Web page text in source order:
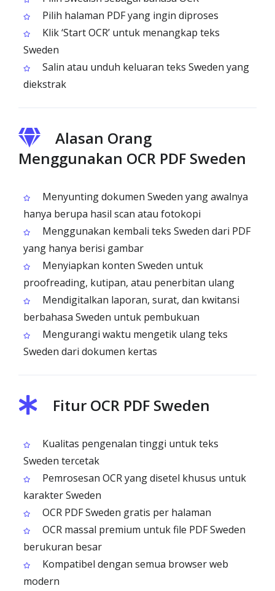
Pilih halaman PDF yang ingin diproses
Klik ‘Start OCR’ untuk menangkap teks
Sweden
Salin atau unduh keluaran teks Sweden yang
diekstrak
Alasan Orang
Menggunakan OCR PDF Sweden
Menyunting dokumen Sweden yang awalnya
hanya berupa hasil scan atau fotokopi
Menggunakan kembali teks Sweden dari PDF
yang hanya berisi gambar
Menyiapkan konten Sweden untuk
proofreading, kutipan, atau penerbitan ulang
Mendigitalkan laporan, surat, dan kwitansi
berbahasa Sweden untuk pembukuan
Mengurangi waktu mengetik ulang teks
Sweden dari dokumen kertas
Fitur OCR PDF Sweden
Kualitas pengenalan tinggi untuk teks
Sweden tercetak
Pemrosesan OCR yang disetel khusus untuk
karakter Sweden
OCR PDF Sweden gratis per halaman
OCR massal premium untuk file PDF Sweden
berukuran besar
Kompatibel dengan semua browser web
modern